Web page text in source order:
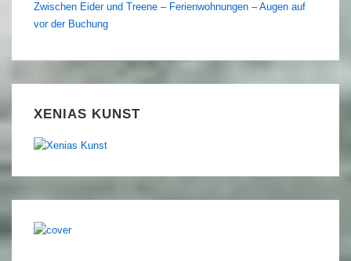
Zwischen Eider und Treene – Ferienwohnungen – Augen auf
vor der Buchung
XENIAS KUNST